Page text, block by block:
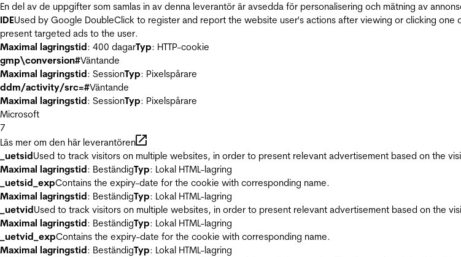
En del av de uppgifter som samlas in av denna leverantör är avsedda för personalisering och mätning av
IDEUsed by Google DoubleClick to register and report the website user's actions after viewing or clicking
present targeted ads to the user.
Maximal lagringstid: 400 dagarTyp: HTTP-cookie
gmp\conversion#Väntande
Maximal lagringstid: SessionTyp: Pixelspårare
ddm/activity/src=#Väntande
Maximal lagringstid: SessionTyp: Pixelspårare
Microsoft
7
Läs mer om den här leverantören
_uetsidUsed to track visitors on multiple websites, in order to present relevant advertisement based on the
Maximal lagringstid: BeständigTyp: Lokal HTML-lagring
_uetsid_expContains the expiry-date for the cookie with corresponding name.
Maximal lagringstid: BeständigTyp: Lokal HTML-lagring
_uetvidUsed to track visitors on multiple websites, in order to present relevant advertisement based on the
Maximal lagringstid: BeständigTyp: Lokal HTML-lagring
_uetvid_expContains the expiry-date for the cookie with corresponding name.
Maximal lagringstid: BeständigTyp: Lokal HTML-lagring